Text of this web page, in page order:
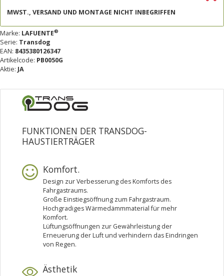
MWST., VERSAND UND MONTAGE NICHT INBEGRIFFEN
Marke: LAFUENTE®
Serie: Transdog
EAN: 8435380126347
Artikelcode: PB0050G
Aktie: JA
FUNKTIONEN DER TRANSDOG-
HAUSTIERTRÄGER
Komfort.
Design zur Verbesserung des Komforts des
Fahrgastraums.
Große Einstiegsöffnung zum Fahrgastraum.
Hochgradiges Wärmedämmmaterial für mehr
Komfort.
Lüftungsöffnungen zur Gewährleistung der
Erneuerung der Luft und verhindern das Eindringen
von Regen.
Ästhetik